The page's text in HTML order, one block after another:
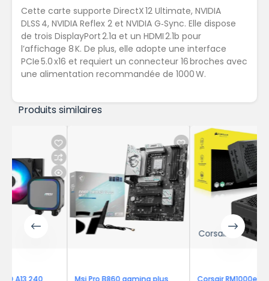
Cette carte supporte DirectX 12 Ultimate, NVIDIA
DLSS 4, NVIDIA Reflex 2 et NVIDIA G‑Sync. Elle dispose
de trois DisplayPort 2.1a et un HDMI 2.1b pour
l’affichage 8 K. De plus, elle adopte une interface
PCIe 5.0 x16 et requiert un connecteur 16 broches avec
une alimentation recommandée de 1000 W.
Produits similaires